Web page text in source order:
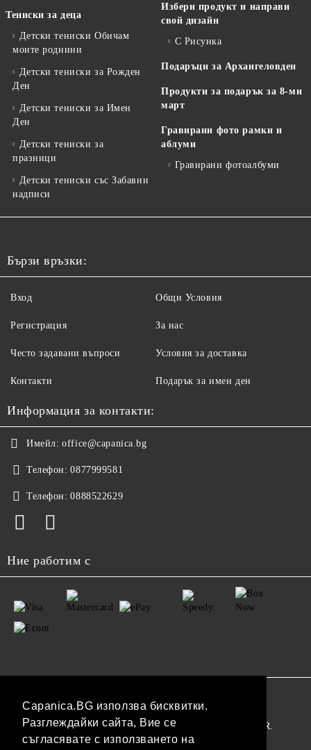
Capanica.BG използва бисквитки.
Разглеждайки сайта, Вие се
съгласявате с използването на
Тениски за деца
Детски тениски Обичам
моите роднини
Детски тениски за Рожден
Ден
Детски тениски за Имен
Ден
Детски тениски за
празници
Детски тениски със Забавни
надписи
Избери продукт и направи
свой дизайн
С Рисунка
Подаръци за Архангеловден
Продукти за подарък за 8-ми
март
Гравирани фото рамки и
аблуми
Гравирани фотоалбуми
Бързи връзки:
Вход
Регистрация
Често задавани въпроси
Контакти
Общи Условия
За нас
Условия за доставка
Подарък за имен ден
Информация за контакти:
Имейл: office@capanica.bg
Телефон: 0877999581
Телефон: 0888522629
Ние работим с
Нашият онлайн магазин е 100% съобразен с GDPR.